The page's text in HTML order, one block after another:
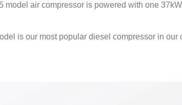
model air compressor is powered with one
is our most popular diesel compressor in